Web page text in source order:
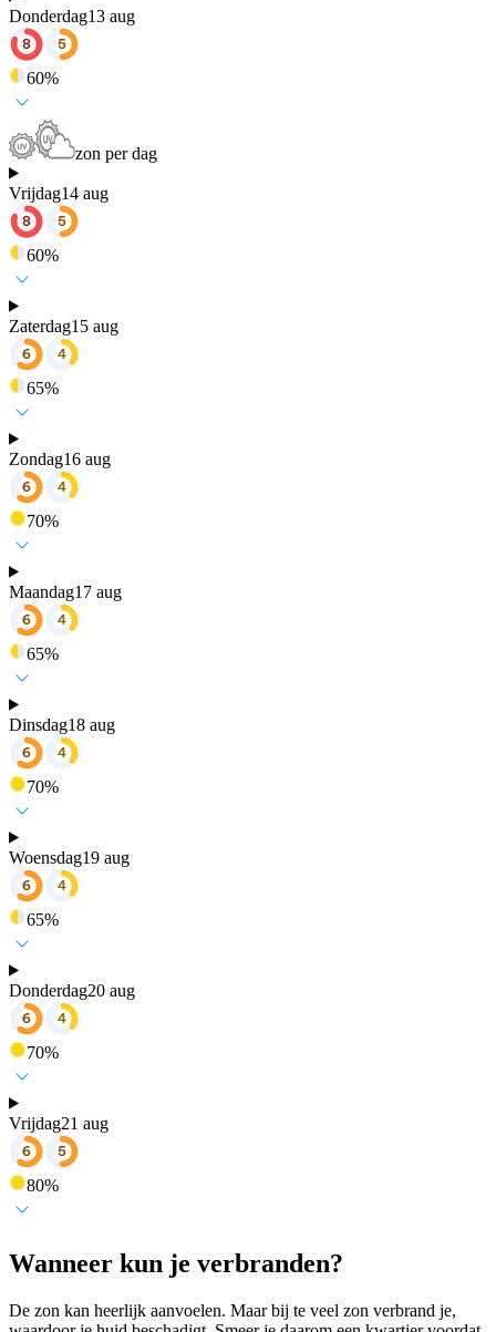
Donderdag13 aug
60%
zon per dag
Vrijdag14 aug
60%
Zaterdag15 aug
65%
Zondag16 aug
70%
Maandag17 aug
65%
Dinsdag18 aug
70%
Woensdag19 aug
65%
Donderdag20 aug
70%
Vrijdag21 aug
80%
Wanneer kun je verbranden?
De zon kan heerlijk aanvoelen. Maar bij te veel zon verbrand je,